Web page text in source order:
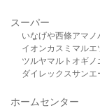
スーパー
いなげや西條アマノ
イオンカスミ マルエ
ツルヤマルト オギノ
ダイレックスサンエ
ホームセンター